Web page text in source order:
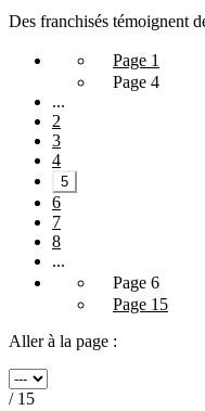
Des franchisés témoignent
Page 1
Page 4
...
2
3
4
5
6
7
8
...
Page 6
Page 15
Aller à la page :
/ 15